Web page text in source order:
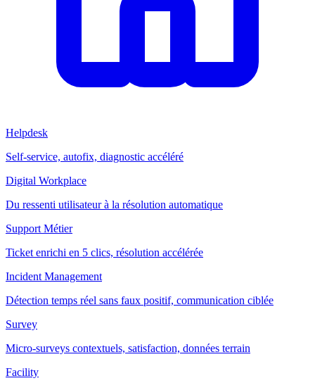
Helpdesk
Self-service, autofix, diagnostic accéléré
Digital Workplace
Du ressenti utilisateur à la résolution automatique
Support Métier
Ticket enrichi en 5 clics, résolution accélérée
Incident Management
Détection temps réel sans faux positif, communication ciblée
Survey
Micro-surveys contextuels, satisfaction, données terrain
Facility